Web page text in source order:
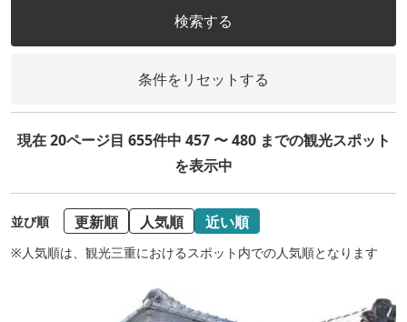
検索する
条件をリセットする
現在 20ページ目 655件中 457 〜 480 までの観光スポット
を表示中
並び順 更新順 人気順 近い順
※人気順は、観光三重におけるスポット内での人気順となります